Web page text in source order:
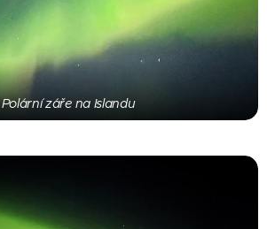
Polární záře na Islandu